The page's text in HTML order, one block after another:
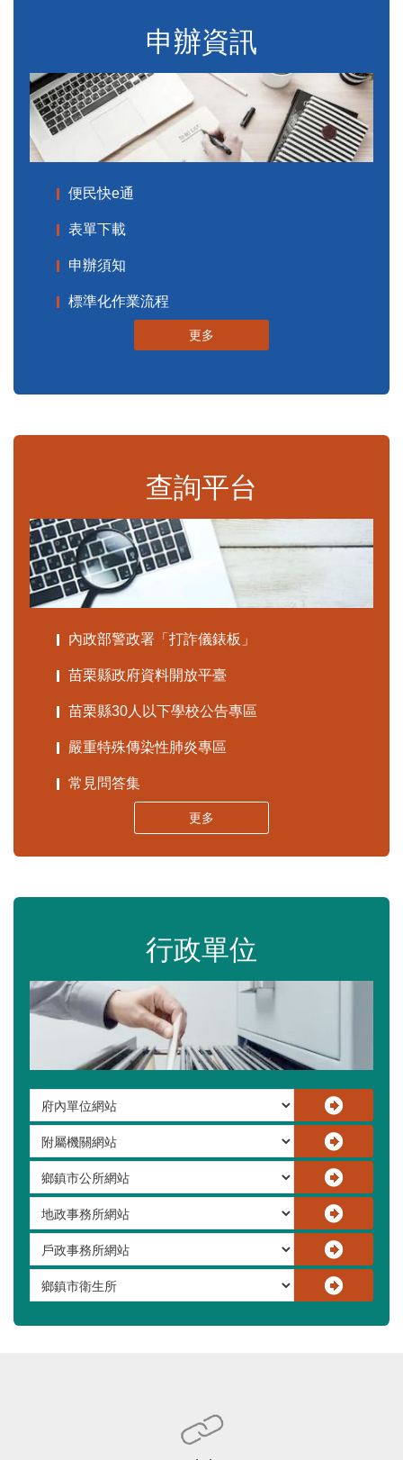
申辦資訊
便民快e通
表單下載
申辦須知
標準化作業流程
更多
查詢平台
內政部警政署「打詐儀錶板」
苗栗縣政府資料開放平臺
苗栗縣30人以下學校公告專區
嚴重特殊傳染性肺炎專區
常見問答集
更多
行政單位